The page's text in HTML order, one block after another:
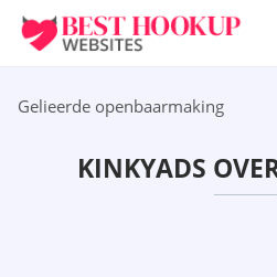
Gelieerde openbaarmaking
KINKYADS